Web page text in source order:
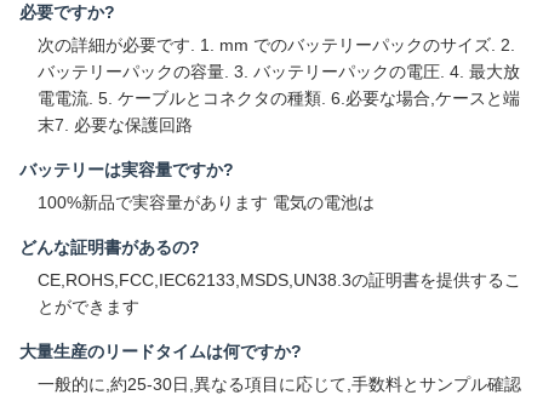
必要ですか?
次の詳細が必要です. 1. mm でのバッテリーパックのサイズ. 2.
バッテリーパックの容量. 3. バッテリーパックの電圧. 4. 最大放
電電流. 5. ケーブルとコネクタの種類. 6.必要な場合,ケースと端
末7. 必要な保護回路
バッテリーは実容量ですか?
100%新品で実容量があります 電気の電池は
どんな証明書があるの?
CE,ROHS,FCC,IEC62133,MSDS,UN38.3の証明書を提供するこ
とができます
大量生産のリードタイムは何ですか?
一般的に,約25-30日,異なる項目に応じて,手数料とサンプル確認